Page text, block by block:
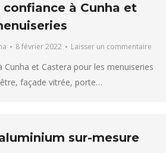
à Cunha et
8 février 2022 Laisser un commentaire
et Castera pour les menuiseries
façade vitrée, porte…
sur-mesure